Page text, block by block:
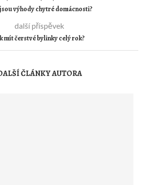
výhody chytré domácnosti?
další příspěvek
mít čerstvé bylinky celý rok?
ČLÁNKY AUTORA